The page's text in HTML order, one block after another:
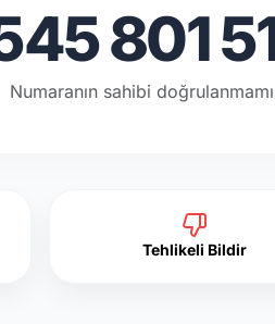
801
Numaranın sahibi
Tehlikeli Bildir